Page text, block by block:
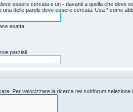
essere cercata e un - davanti a quella che deve
una delle parole deve essere cercata. Usa * come
esatta
parziali.
Per velocizzare la ricerca nei subforum seleziona